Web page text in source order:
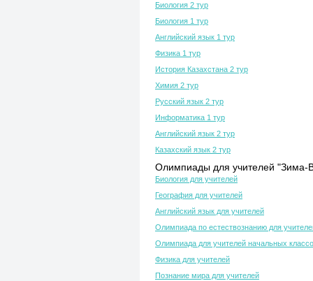
Биология 2 тур
Биология 1 тур
Английский язык 1 тур
Физика 1 тур
История Казахстана 2 тур
Химия 2 тур
Русский язык 2 тур
Информатика 1 тур
Английский язык 2 тур
Казахский язык 2 тур
Олимпиады для учителей "Зима-
Биология для учителей
География для учителей
Английский язык для учителей
Олимпиада по естествознанию для
Олимпиада для учителей начальных
Физика для учителей
Познание мира для учителей